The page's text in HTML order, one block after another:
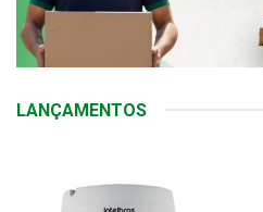
LANÇAMENTOS